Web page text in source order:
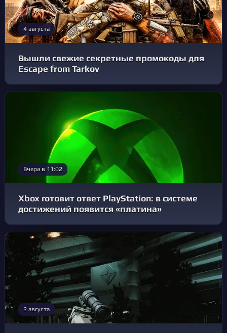
4 августа
Вышли свежие секретные промокоды для
Escape from Tarkov
Вчера в 11:02
Xbox готовит ответ PlayStation: в системе
достижений появится «платина»
2 августа